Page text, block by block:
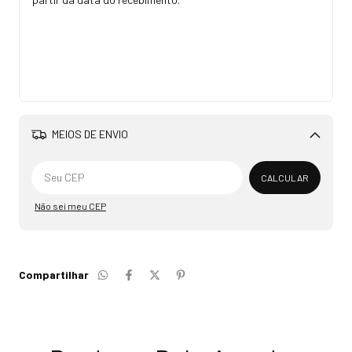
MEIOS DE ENVIO
Alterar CEP
CALCULAR
Não sei meu CEP
Compartilhar